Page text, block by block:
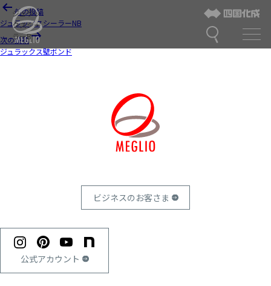
ジュラッ
クスシー
ラーB
投
ナ
ビ
ゲ
前の投稿
ジュラックスシーラーNB
次の投稿
ジュラックス壁ボンド
ビジネスのお客さま
公式アカウント